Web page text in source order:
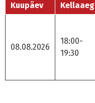
Kuupäev Kellaaeg
08.08.2026
18:00-
19:30